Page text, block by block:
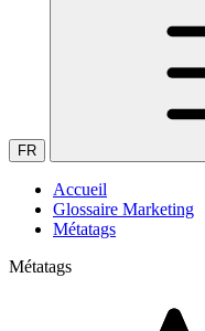
FR
Accueil
Glossaire Marketing
Métatags
Métatags